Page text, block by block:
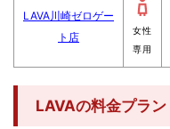
LAVA川崎ゼロゲー
ト店
女性
専用
LAVAの料金プラン